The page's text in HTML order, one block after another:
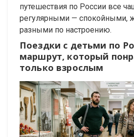
путешествия по России все
регулярными — спокойными,
разными по настроению.
Поездки с детьми по
маршрут, который
только взрослым